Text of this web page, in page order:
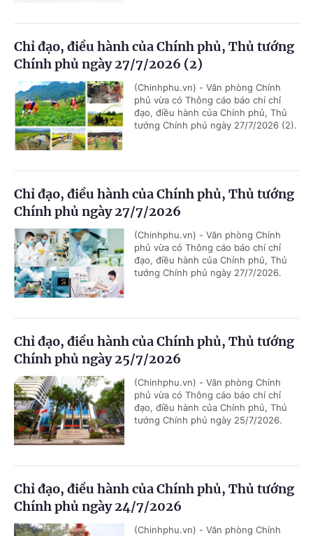
Chỉ đạo, điều hành của Chính phủ, Thủ tướng
Chính phủ ngày 27/7/2026 (2)
(Chinhphu.vn) - Văn phòng Chính
phủ vừa có Thông cáo báo chí chỉ
đạo, điều hành của Chính phủ, Thủ
tướng Chính phủ ngày 27/7/2026 (2).
Chỉ đạo, điều hành của Chính phủ, Thủ tướng
Chính phủ ngày 27/7/2026
(Chinhphu.vn) - Văn phòng Chính
phủ vừa có Thông cáo báo chí chỉ
đạo, điều hành của Chính phủ, Thủ
tướng Chính phủ ngày 27/7/2026.
Chỉ đạo, điều hành của Chính phủ, Thủ tướng
Chính phủ ngày 25/7/2026
(Chinhphu.vn) - Văn phòng Chính
phủ vừa có Thông cáo báo chí chỉ
đạo, điều hành của Chính phủ, Thủ
tướng Chính phủ ngày 25/7/2026.
Chỉ đạo, điều hành của Chính phủ, Thủ tướng
Chính phủ ngày 24/7/2026
(Chinhphu.vn) - Văn phòng Chính